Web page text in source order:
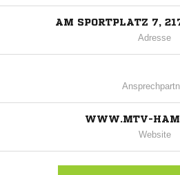
AM SPORTPLATZ 7,
Adresse
WWW.MTV-
Website